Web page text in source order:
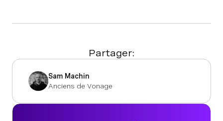
Partager:
Sam Machin
Anciens de Vonage